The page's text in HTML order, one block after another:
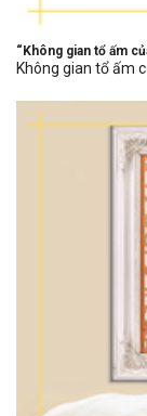
“Không gian tổ ấm
Không gian tổ ấm